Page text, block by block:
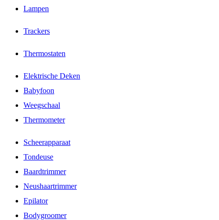
Lampen
Trackers
Thermostaten
Elektrische Deken
Babyfoon
Weegschaal
Thermometer
Scheerapparaat
Tondeuse
Baardtrimmer
Neushaartrimmer
Epilator
Bodygroomer